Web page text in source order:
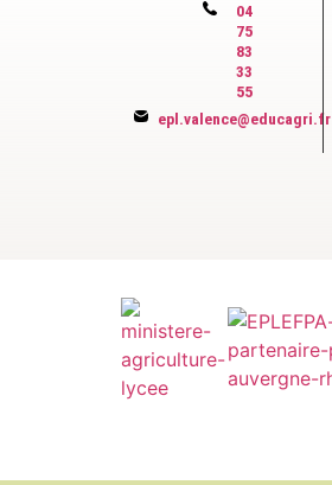
04
75
83
33
55
epl.valence@educagri.fr